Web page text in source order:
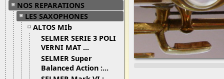
NOS REPARATIONS
LES SAXOPHONES
ALTOS MIb
SELMER SERIE 3 POLI
VERNI MAT ...
SELMER Super
Balanced Action :...